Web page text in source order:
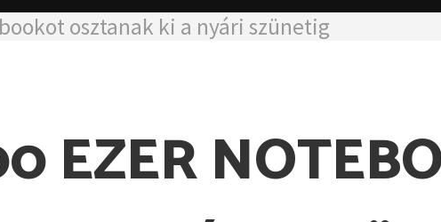
osztanak ki a nyári szünetig
EZER